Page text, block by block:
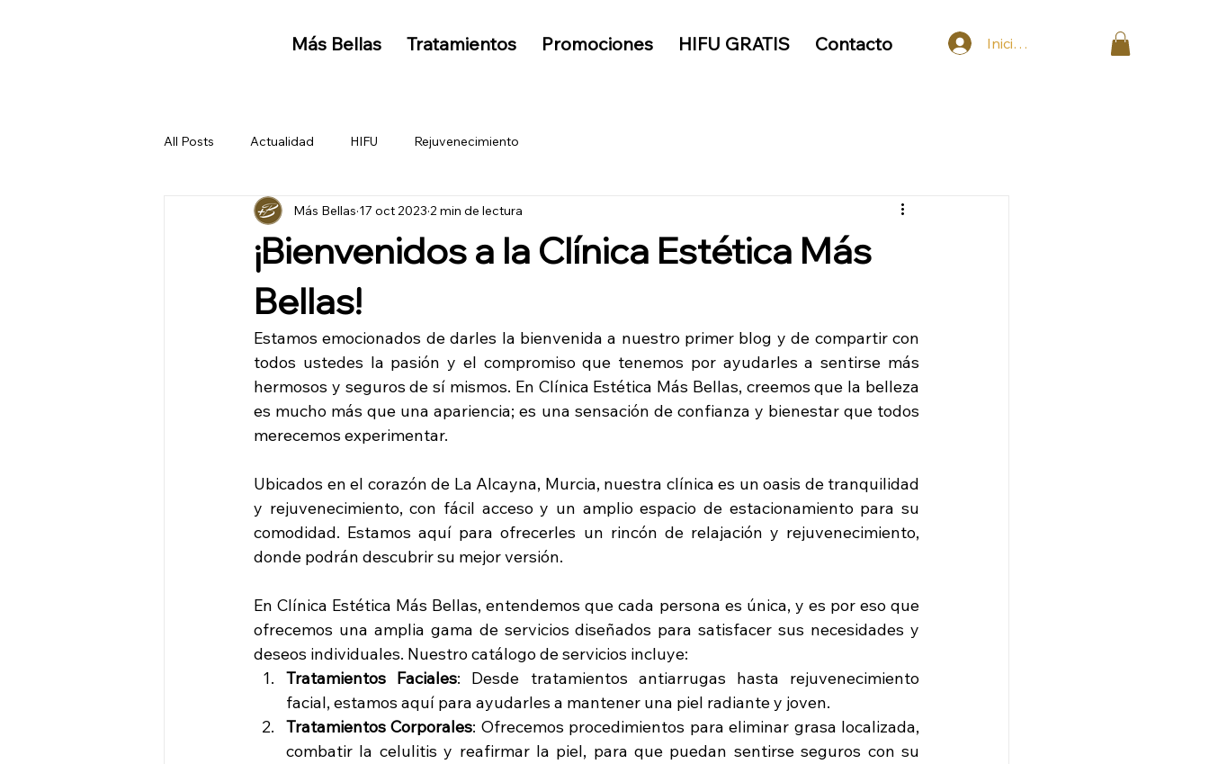
Más Bellas Tratamientos Promociones HIFU GRATIS Contacto Iniciar sesión
All Posts Actualidad HIFU Rejuvenecimiento
¡Bienvenidos a la Clínica Estética Más
Bellas!
Más Bellas 17 oct 2023 2 min de lectura
Estamos emocionados de darles la bienvenida a nuestro primer blog y de compartir con
todos ustedes la pasión y el compromiso que tenemos por ayudarles a sentirse más
hermosos y seguros de sí mismos. En Clínica Estética Más Bellas, creemos que la belleza
es mucho más que una apariencia; es una sensación de confianza y bienestar que todos
merecemos experimentar.
Ubicados en el corazón de La Alcayna, Murcia, nuestra clínica es un oasis de tranquilidad
y rejuvenecimiento, con fácil acceso y un amplio espacio de estacionamiento para su
comodidad. Estamos aquí para ofrecerles un rincón de relajación y rejuvenecimiento,
donde podrán descubrir su mejor versión.
En Clínica Estética Más Bellas, entendemos que cada persona es única, y es por eso que
ofrecemos una amplia gama de servicios diseñados para satisfacer sus necesidades y
deseos individuales. Nuestro catálogo de servicios incluye:
Tratamientos Faciales: Desde tratamientos antiarrugas hasta rejuvenecimiento
facial, estamos aquí para ayudarles a mantener una piel radiante y joven.
Tratamientos Corporales: Ofrecemos procedimientos para eliminar grasa localizada,
combatir la celulitis y reafirmar la piel, para que puedan sentirse seguros con su